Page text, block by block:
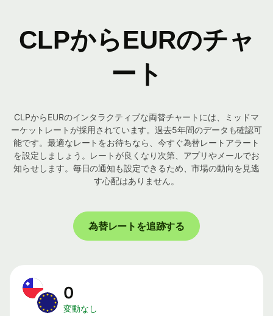
CLPからEURのチャ
ート
CLPからEURのインタラクティブな両替チャートには、ミッドマ
ーケットレートが採用されています。過去5年間のデータも確認可
能です。最適なレートをお待ちなら、今すぐ為替レートアラート
を設定しましょう。レートが良くなり次第、アプリやメールでお
知らせします。毎日の通知も設定できるため、市場の動向を見逃
す心配はありません。
為替レートを追跡する
0
変動なし